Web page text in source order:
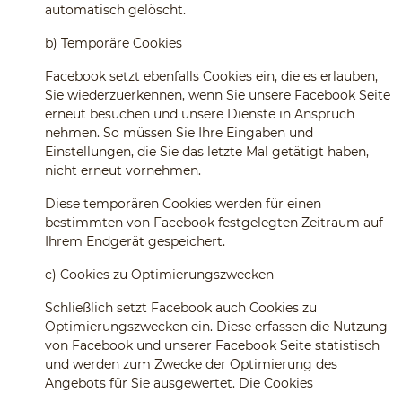
automatisch gelöscht.
b) Temporäre Cookies
Facebook setzt ebenfalls Cookies ein, die es erlauben,
Sie wiederzuerkennen, wenn Sie unsere Facebook Seite
erneut besuchen und unsere Dienste in Anspruch
nehmen. So müssen Sie Ihre Eingaben und
Einstellungen, die Sie das letzte Mal getätigt haben,
nicht erneut vornehmen.
Diese temporären Cookies werden für einen
bestimmten von Facebook festgelegten Zeitraum auf
Ihrem Endgerät gespeichert.
c) Cookies zu Optimierungszwecken
Schließlich setzt Facebook auch Cookies zu
Optimierungszwecken ein. Diese erfassen die Nutzung
von Facebook und unserer Facebook Seite statistisch
und werden zum Zwecke der Optimierung des
Angebots für Sie ausgewertet. Die Cookies